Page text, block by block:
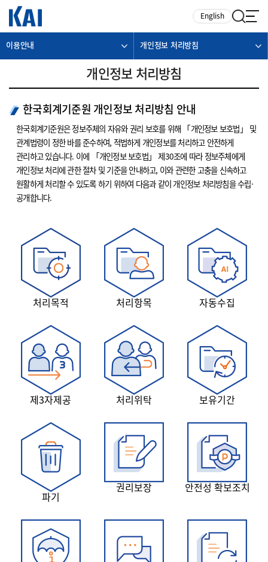
English
이용안내 개인정보 처리방침
개인정보 처리방침
한국회계기준원 개인정보 처리방침 안내
한국회계기준원은 정보주체의 자유와 권리 보호를 위해 「개인정보 보호법」 및
관계법령이 정한 바를 준수하여, 적법하게 개인정보를 처리하고 안전하게
관리하고 있습니다. 이에 「개인정보 보호법」 제30조에 따라 정보주체에게
개인정보 처리에 관한 절차 및 기준을 안내하고, 이와 관련한 고충을 신속하고
원활하게 처리할 수 있도록 하기 위하여 다음과 같이 개인정보 처리방침을 수립·
공개합니다.
처리목적 처리항목 자동수집
제3자제공 처리위탁 보유기간
파기
권리보장 안전성 확보조치